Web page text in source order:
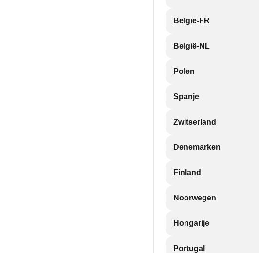
België-FR
België-NL
Polen
Spanje
Zwitserland
Denemarken
Finland
Noorwegen
Hongarije
Portugal